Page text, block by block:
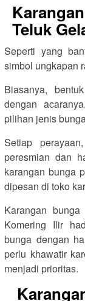
Teluk
Seperti yang
simbol ungkapan
Biasanya,
dengan
pilihan jenis
Setiap
peresmian dan
karangan bunga
dipesan di toko
Karangan
Komering Ilir
bunga dengan
perlu khawatir
menjadi prioritas.